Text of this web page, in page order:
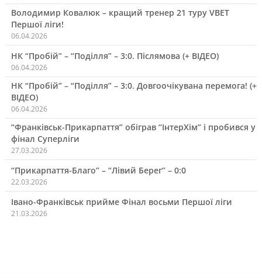
Володимир Ковалюк – кращий тренер 21 туру VBET
Першої ліги!
06.04.2026
НК “Пробій” – “Поділля” – 3:0. Післямова (+ ВІДЕО)
06.04.2026
НК “Пробій” – “Поділля” – 3:0. Довгоочікувана перемога! (+
ВІДЕО)
06.04.2026
“Франківськ-Прикарпаття” обіграв “ІнтерХім” і пробився у
фінал Суперліги
27.03.2026
“Прикарпаття-Благо” – “Лівий Берег” – 0:0
22.03.2026
Івано-Франківськ прийме Фінал восьми Першої ліги
21.03.2026